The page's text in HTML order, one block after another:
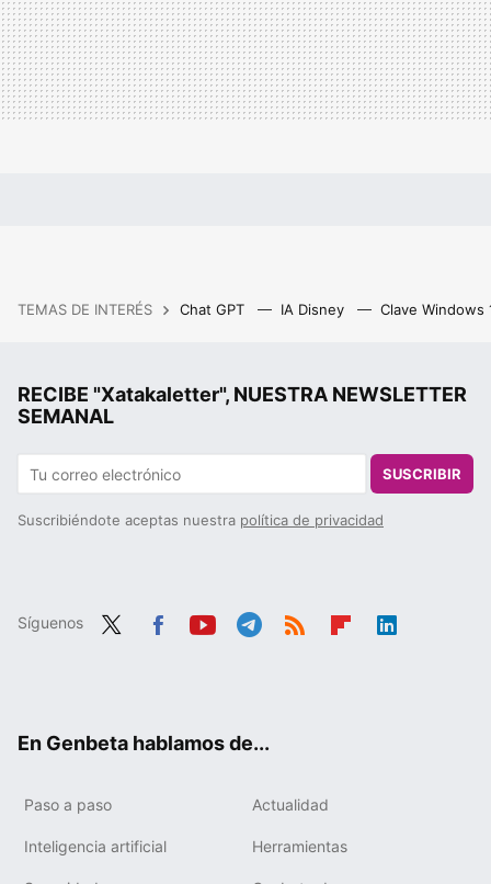
TEMAS DE INTERÉS Chat GPT IA Disney Clave Windows
RECIBE "Xatakaletter", NUESTRA NEWSLETTER
SEMANAL
SUSCRIBIR
Suscribiéndote aceptas nuestra política de privacidad
Síguenos
En Genbeta hablamos de...
Paso a paso Actualidad
Inteligencia artificial Herramientas